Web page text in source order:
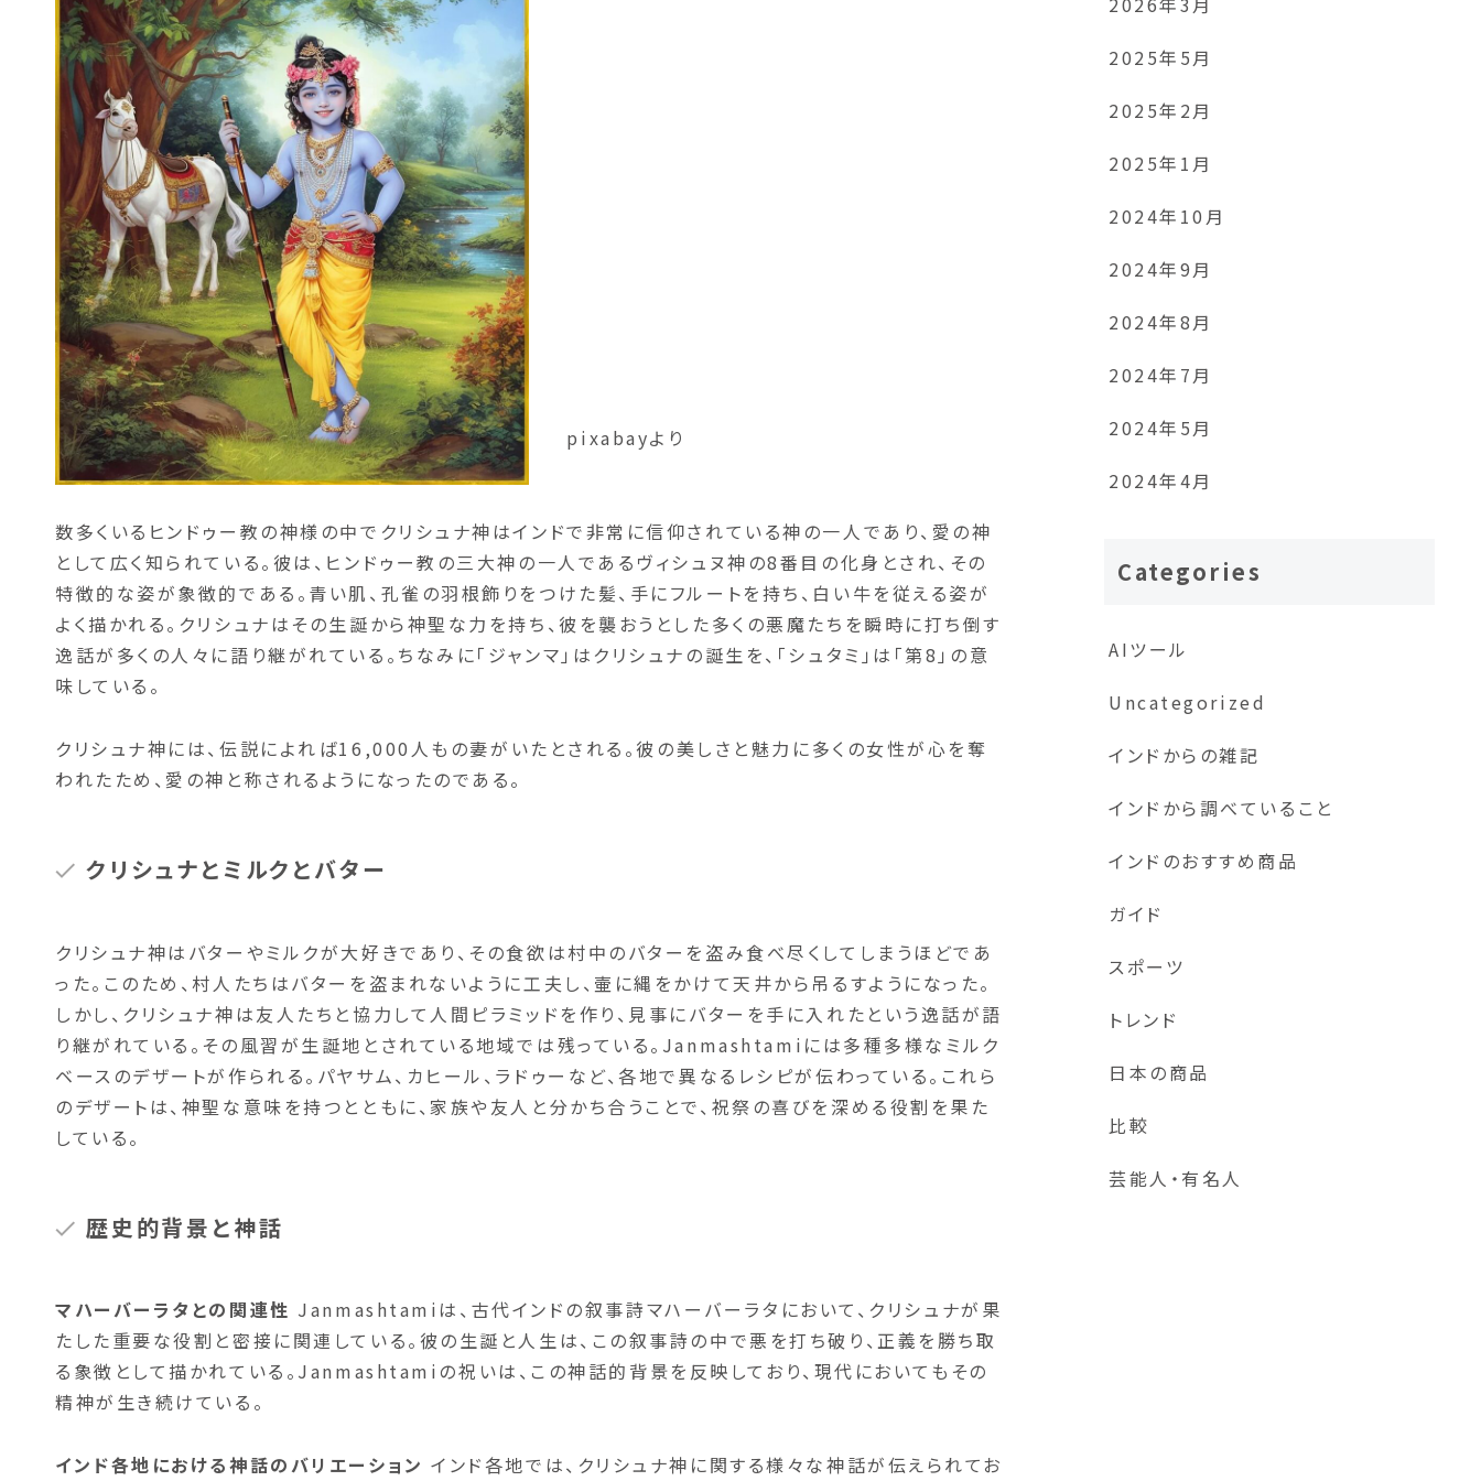
pixabayより
数多くいるヒンドゥー教の神様の中でクリシュナ神はインドで非常に信仰されている神の一人であり、愛の神
として広く知られている。彼は、ヒンドゥー教の三大神の一人であるヴィシュヌ神の8番目の化身とされ、その
特徴的な姿が象徴的である。青い肌、孔雀の羽根飾りをつけた髪、手にフルートを持ち、白い牛を従える姿が
よく描かれる。クリシュナはその生誕から神聖な力を持ち、彼を襲おうとした多くの悪魔たちを瞬時に打ち倒す
逸話が多くの人々に語り継がれている。ちなみに「ジャンマ」はクリシュナの誕生を、「シュタミ」は「第8」の意
味している。
クリシュナ神には、伝説によれば16,000人もの妻がいたとされる。彼の美しさと魅力に多くの女性が心を奪
われたため、愛の神と称されるようになったのである。
クリシュナとミルクとバター
クリシュナ神はバターやミルクが大好きであり、その食欲は村中のバターを盗み食べ尽くしてしまうほどであ
った。このため、村人たちはバターを盗まれないように工夫し、壷に縄をかけて天井から吊るすようになった。
しかし、クリシュナ神は友人たちと協力して人間ピラミッドを作り、見事にバターを手に入れたという逸話が語
り継がれている。その風習が生誕地とされている地域では残っている。Janmashtamiには多種多様なミルク
ベースのデザートが作られる。パヤサム、カヒール、ラドゥーなど、各地で異なるレシピが伝わっている。これら
のデザートは、神聖な意味を持つとともに、家族や友人と分かち合うことで、祝祭の喜びを深める役割を果た
している。
歴史的背景と神話
マハーバーラタとの関連性 Janmashtamiは、古代インドの叙事詩マハーバーラタにおいて、クリシュナが果
たした重要な役割と密接に関連している。彼の生誕と人生は、この叙事詩の中で悪を打ち破り、正義を勝ち取
る象徴として描かれている。Janmashtamiの祝いは、この神話的背景を反映しており、現代においてもその
精神が生き続けている。
インド各地における神話のバリエーション インド各地では、クリシュナ神に関する様々な神話が伝えられてお
2025年5月
2025年2月
2025年1月
2024年10月
2024年9月
2024年8月
2024年7月
2024年5月
2024年4月
Categories
AIツール
Uncategorized
インドからの雑記
インドから調べていること
インドのおすすめ商品
ガイド
スポーツ
トレンド
日本の商品
比較
芸能人・有名人